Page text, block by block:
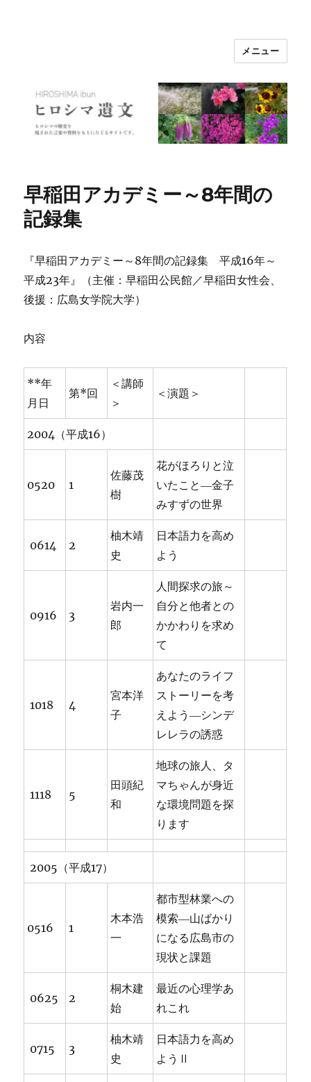
メニュー
早稲田アカデミー～8年間の
記録集
『早稲田アカデミー～8年間の記録集 平成16年～
平成23年』（主催：早稲田公民館／早稲田女性会、
後援：広島女学院大学）
内容
**年
月日
第*回
＜講師
＞
＜演題＞
2004（平成16）
0520 1
佐藤茂
樹
花がほろりと泣
いたこと―金子
みすずの世界
0614 2
柚木靖
史
日本語力を高め
よう
0916 3
岩内一
郎
人間探求の旅～
自分と他者との
かかわりを求め
て
1018 4
宮本洋
子
あなたのライフ
ストーリーを考
えよう―シンデ
レレラの誘惑
1118 5
田頭紀
和
地球の旅人、タ
マちゃんが身近
な環境問題を探
ります
2005（平成17）
0516 1
木本浩
一
都市型林業への
模索―山ばかり
になる広島市の
現状と課題
0625 2
桐木建
始
最近の心理学あ
れこれ
0715 3
柚木靖
史
日本語力を高め
ようⅡ